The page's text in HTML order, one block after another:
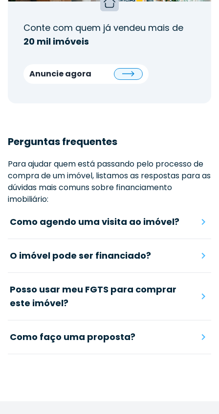
Conte com quem já vendeu mais de
20 mil imóveis
Anuncie agora
Perguntas frequentes
Para ajudar quem está passando pelo processo de
compra de um imóvel, listamos as respostas para as
dúvidas mais comuns sobre financiamento
imobiliário:
Como agendo uma visita ao imóvel?
O imóvel pode ser financiado?
Posso usar meu FGTS para comprar
este imóvel?
Como faço uma proposta?